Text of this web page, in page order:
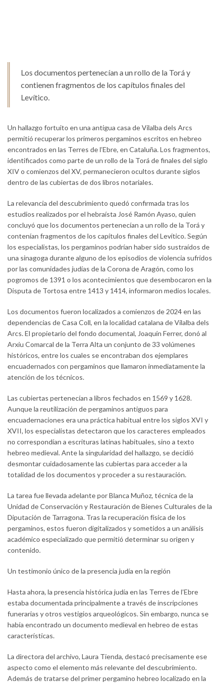
Los documentos pertenecían a un rollo de la Torá y
contienen fragmentos de los capítulos finales del
Levítico.
Un hallazgo fortuito en una antigua casa de Vilalba dels Arcs
permitió recuperar los primeros pergaminos escritos en hebreo
encontrados en las Terres de l’Ebre, en Cataluña. Los fragmentos,
identificados como parte de un rollo de la Torá de finales del siglo
XIV o comienzos del XV, permanecieron ocultos durante siglos
dentro de las cubiertas de dos libros notariales.
La relevancia del descubrimiento quedó confirmada tras los
estudios realizados por el hebraísta José Ramón Ayaso, quien
concluyó que los documentos pertenecían a un rollo de la Torá y
contenían fragmentos de los capítulos finales del Levítico. Según
los especialistas, los pergaminos podrían haber sido sustraídos de
una sinagoga durante alguno de los episodios de violencia sufridos
por las comunidades judías de la Corona de Aragón, como los
pogromos de 1391 o los acontecimientos que desembocaron en la
Disputa de Tortosa entre 1413 y 1414, informaron medios locales.
Los documentos fueron localizados a comienzos de 2024 en las
dependencias de Casa Coll, en la localidad catalana de Vilalba dels
Arcs. El propietario del fondo documental, Joaquín Ferrer, donó al
Arxiu Comarcal de la Terra Alta un conjunto de 33 volúmenes
históricos, entre los cuales se encontraban dos ejemplares
encuadernados con pergaminos que llamaron inmediatamente la
atención de los técnicos.
Las cubiertas pertenecían a libros fechados en 1569 y 1628.
Aunque la reutilización de pergaminos antiguos para
encuadernaciones era una práctica habitual entre los siglos XVI y
XVII, los especialistas detectaron que los caracteres empleados
no correspondían a escrituras latinas habituales, sino a texto
hebreo medieval. Ante la singularidad del hallazgo, se decidió
desmontar cuidadosamente las cubiertas para acceder a la
totalidad de los documentos y proceder a su restauración.
La tarea fue llevada adelante por Blanca Muñoz, técnica de la
Unidad de Conservación y Restauración de Bienes Culturales de la
Diputación de Tarragona. Tras la recuperación física de los
pergaminos, estos fueron digitalizados y sometidos a un análisis
académico especializado que permitió determinar su origen y
contenido.
Un testimonio único de la presencia judía en la región
Hasta ahora, la presencia histórica judía en las Terres de l’Ebre
estaba documentada principalmente a través de inscripciones
funerarias y otros vestigios arqueológicos. Sin embargo, nunca se
había encontrado un documento medieval en hebreo de estas
características.
La directora del archivo, Laura Tienda, destacó precisamente ese
aspecto como el elemento más relevante del descubrimiento.
Además de tratarse del primer pergamino hebreo localizado en la